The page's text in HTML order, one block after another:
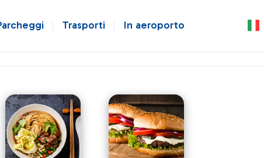
Trasporti In aeroporto